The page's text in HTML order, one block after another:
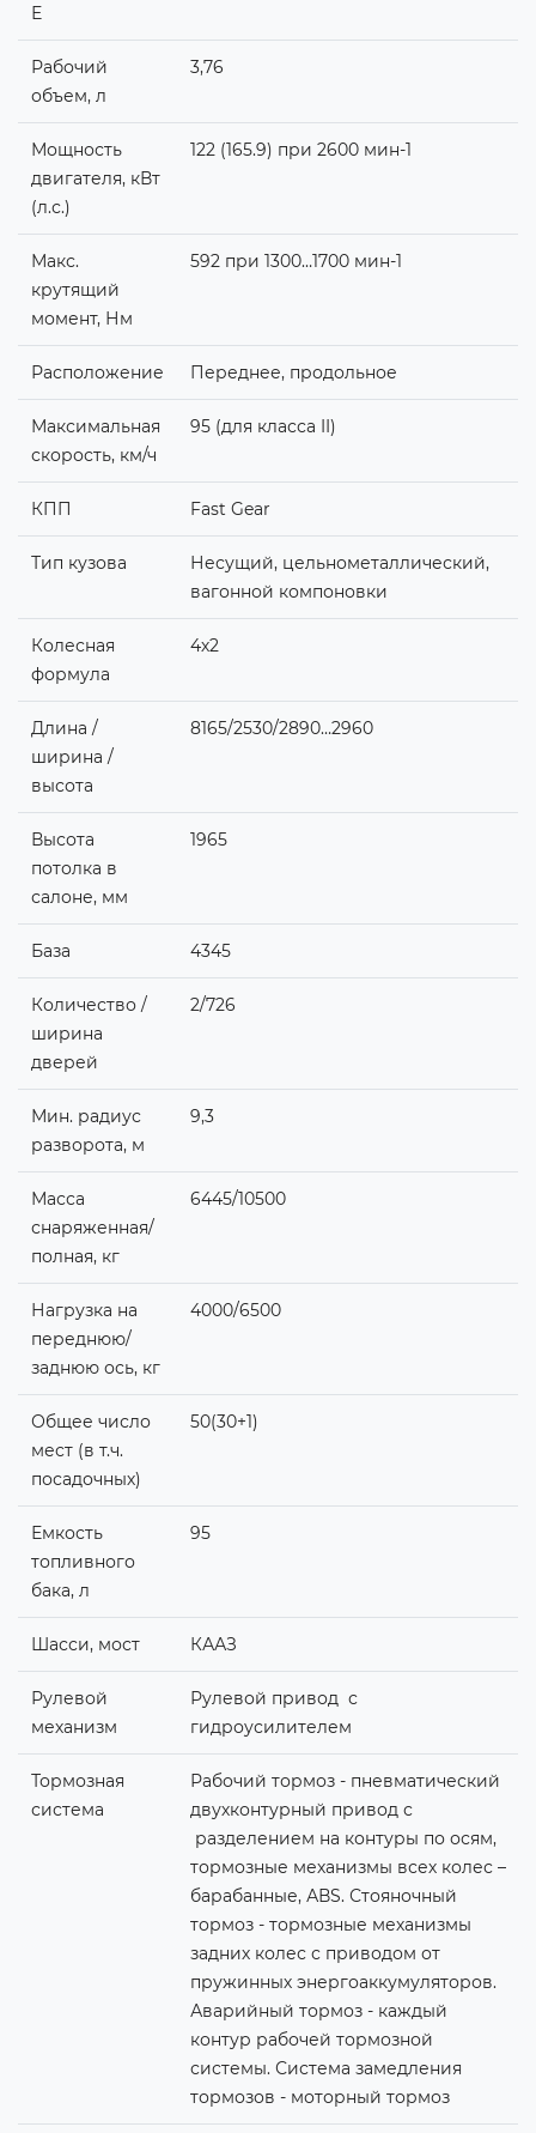
Е
Рабочий
объем, л
3,76
Мощность
двигателя, кВт
(л.с.)
122 (165.9) при 2600 мин-1
Макс.
крутящий
момент, Нм
592 при 1300…1700 мин-1
Расположение Переднее, продольное
Максимальная
скорость, км/ч
95 (для класса II)
КПП Fast Gear
Тип кузова
Несущий, цельнометаллический,
вагонной компоновки
Колесная
формула
4х2
Длина /
ширина /
высота
8165/2530/2890…2960
Высота
потолка в
салоне, мм
1965
База 4345
Количество /
ширина
дверей
2/726
Мин. радиус
разворота, м
9,3
Масса
снаряженная/
полная, кг
6445/10500
Нагрузка на
переднюю/
заднюю ось, кг
4000/6500
Общее число
мест (в т.ч.
посадочных)
50(30+1)
Емкость
топливного
бака, л
95
Шасси, мост КААЗ
Рулевой
механизм
Рулевой привод с
гидроусилителем
Тормозная
система
Рабочий тормоз - пневматический
двухконтурный привод с
разделением на контуры по осям,
тормозные механизмы всех колес –
барабанные, АВS. Стояночный
тормоз - тормозные механизмы
задних колес с приводом от
пружинных энергоаккумуляторов.
Аварийный тормоз - каждый
контур рабочей тормозной
системы. Система замедления
тормозов - моторный тормоз